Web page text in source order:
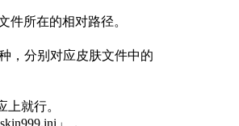
件所在的相对路径。
，分别对应皮肤文件中的
就行。